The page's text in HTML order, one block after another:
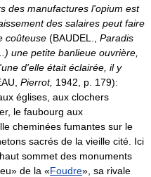
des manufactures l'opium est
des salaires peut faire
coûteuse (BAUDEL., Paradis
une petite banlieue ouvrière,
d'elle était éclairée, il y
Pierrot, 1942, p. 179):
églises, aux clochers
le faubourg aux
cheminées fumantes sur le
sacrés de la vieille cité. Ici
sommet des monuments
de la «Foudre», sa rivale